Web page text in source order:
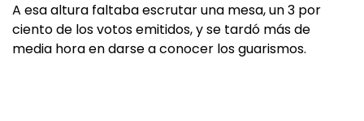
A esa altura faltaba escrutar una mesa, un 3 por
ciento de los votos emitidos, y se tardó más de
media hora en darse a conocer los guarismos.